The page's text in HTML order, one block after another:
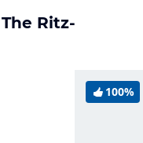
Ritz-
100%